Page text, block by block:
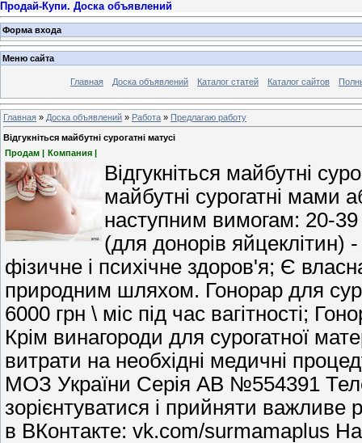
Продай-Купи. Доска объявлений
Форма входа
Меню сайта
Главная Доска объявлений Каталог статей Каталог сайтов
Главная » Доска объявлений » Работа » Предлагаю работу
Відгукніться майбутні сурогатні матусі
Продам | Компания |
Відгукніться майбутні
майбутні сурогатні мами
наступним вимогам: 20-39
(для донорів яйцеклітин)
фізичне і психічне здоров'я; Є
природним шляхом. Гонорар для
6000 грн \ міс під час вагітності;
Крім винагороди для сурогатної
витрати на необхідні медичні
МОЗ України Серія АВ №554391
зорієнтуватися і прийняти
в ВКонтакте: vk.com/surmamaplus